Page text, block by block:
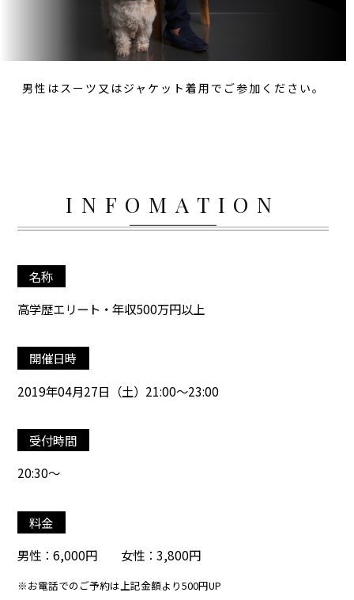
男性はスーツ又はジャケット着用でご参加ください。
INFOMATION
名称
高学歴エリート・年収500万円以上
開催日時
2019年04月27日（土）21:00～23:00
受付時間
20:30～
料金
男性：6,000円 女性：3,800円
※お電話でのご予約は上記金額より500円UP